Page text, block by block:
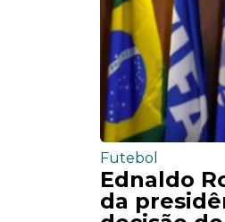
Futebol
Ednaldo
da